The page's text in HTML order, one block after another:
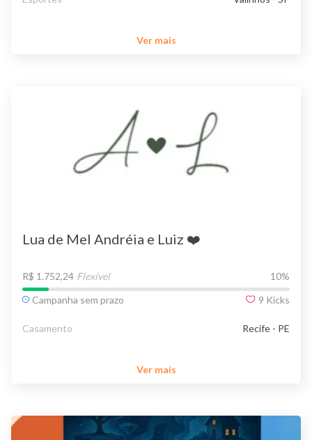
Ver mais
Lua de Mel Andréia e Luiz ❤️
R$ 1.752,24 Flexível 10%
Campanha sem prazo
9 Kicks
Casamento Recife - PE
Ver mais